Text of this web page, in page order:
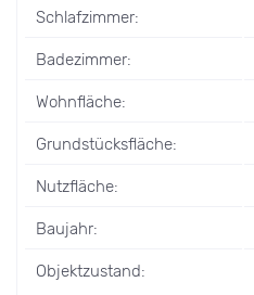
Schlafzimmer:
Badezimmer:
Wohnfläche:
Grundstücksfläche:
Nutzfläche:
Baujahr:
Objektzustand: